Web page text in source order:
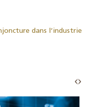
dans l’industrie